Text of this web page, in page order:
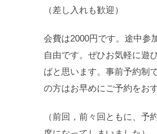
（差し入れも歓迎）
会費は2000円です。途中参
自由です。ぜひお気軽に遊
ばと思います。事前予約制
の方はお早めにご予約をお
（前回，前々回ともに、予